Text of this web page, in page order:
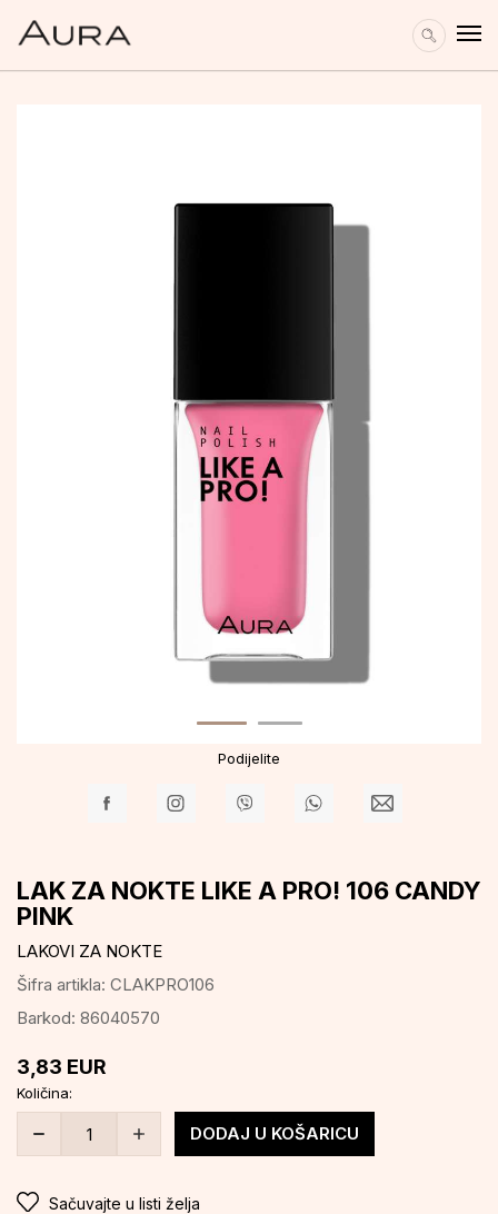
Podijelite
LAK ZA NOKTE LIKE A PRO! 106 CANDY
PINK
LAKOVI ZA NOKTE
Šifra artikla: CLAKPRO106
Barkod: 86040570
3,83 EUR
Količina:
DODAJ U KOŠARICU
Sačuvajte u listi želja